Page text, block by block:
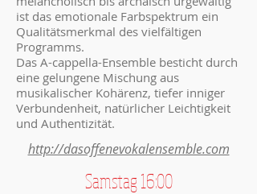
ist das emotionale Farbspektrum ein
Qualitätsmerkmal des vielfältigen
Programms.
Das A-cappella-Ensemble besticht durch
eine gelungene Mischung aus
musikalischer Kohärenz, tiefer inniger
Verbundenheit, natürlicher Leichtigkeit
und Authentizität.
http://dasoffenevokalensemble.com
Samstag 16:00